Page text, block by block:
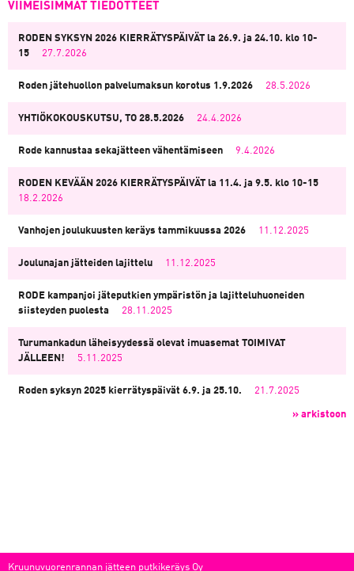
VIIMEISIMMÄT TIEDOTTEET
RODEN SYKSYN 2026 KIERRÄTYSPÄIVÄT la 26.9. ja 24.10. klo 10-
15
27.7.2026
Roden jätehuollon palvelumaksun korotus 1.9.2026 28.5.2026
YHTIÖKOKOUSKUTSU, TO 28.5.2026 24.4.2026
Rode kannustaa sekajätteen vähentämiseen 9.4.2026
RODEN KEVÄÄN 2026 KIERRÄTYSPÄIVÄT la 11.4. ja 9.5. klo 10-15
18.2.2026
Vanhojen joulukuusten keräys tammikuussa 2026 11.12.2025
Joulunajan jätteiden lajittelu 11.12.2025
RODE kampanjoi jäteputkien ympäristön ja lajitteluhuoneiden
siisteyden puolesta
28.11.2025
Turumankadun läheisyydessä olevat imuasemat TOIMIVAT
JÄLLEEN!
5.11.2025
Roden syksyn 2025 kierrätyspäivät 6.9. ja 25.10. 21.7.2025
» arkistoon
Kruunuvuorenrannan jätteen putkikeräys Oy